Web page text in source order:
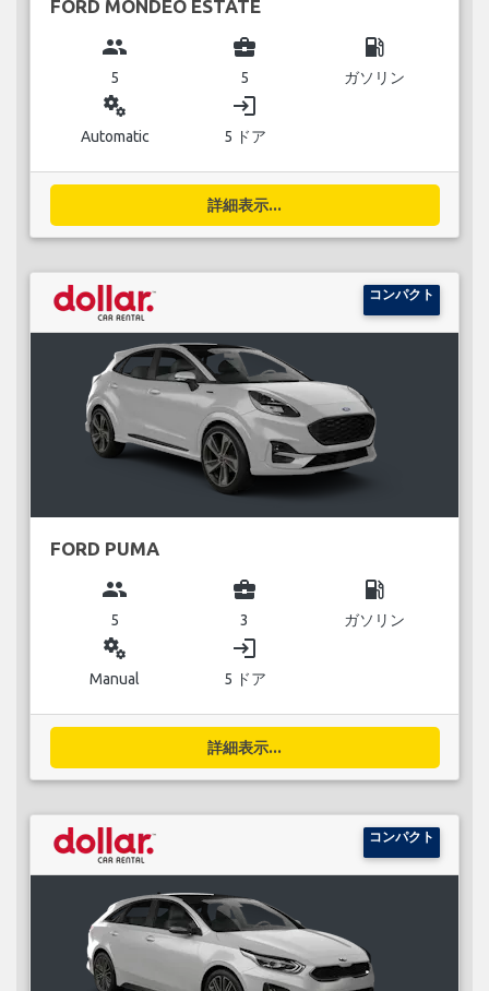
FORD MONDEO ESTATE
group
5
business_center
5
local_gas_station
ガソリン
miscellaneous_services
Automatic
login
5 ドア
詳細表示...
コンパクト
FORD PUMA
group
5
business_center
3
local_gas_station
ガソリン
miscellaneous_services
Manual
login
5 ドア
詳細表示...
コンパクト